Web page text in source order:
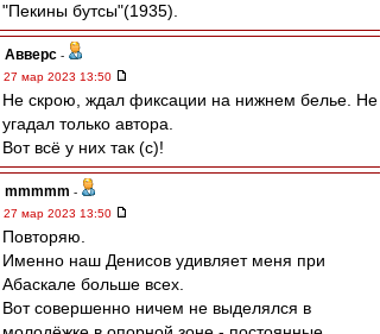
"Пекины бутсы"(1935).
Авверс -
27 мар 2023 13:50
Не скрою, ждал фиксации на нижнем белье. Не
угадал только автора.
Вот всё у них так (с)!
mmmmm -
27 мар 2023 13:50
Повторяю.
Именно наш Денисов удивляет меня при
Абаскале больше всех.
Вот совершенно ничем не выделялся в